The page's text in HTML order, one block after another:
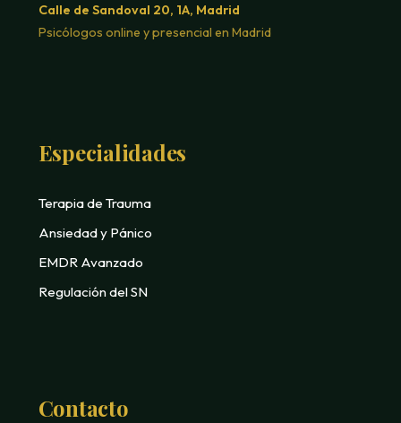
Calle de Sandoval 20, 1A, Madrid
Psicólogos online y presencial en Madrid
Especialidades
Terapia de Trauma
Ansiedad y Pánico
EMDR Avanzado
Regulación del SN
Contacto